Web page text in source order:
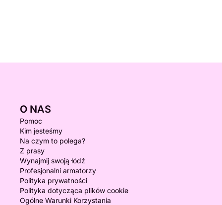
O NAS
Pomoc
Kim jesteśmy
Na czym to polega?
Z prasy
Wynajmij swoją łódź
Profesjonalni armatorzy
Polityka prywatności
Polityka dotycząca plików cookie
Ogólne Warunki Korzystania